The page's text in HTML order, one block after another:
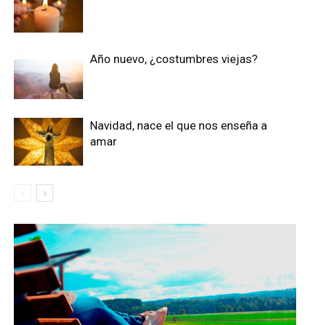
Año nuevo, ¿costumbres viejas?
Navidad, nace el que nos enseña a
amar